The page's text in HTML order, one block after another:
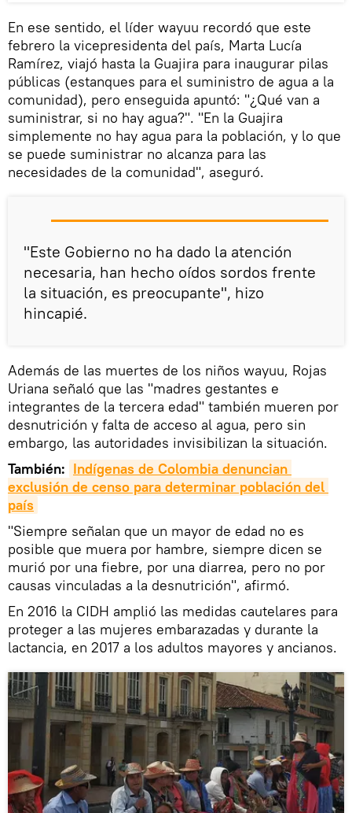
En ese sentido, el líder wayuu recordó que este
febrero la vicepresidenta del país, Marta Lucía
Ramírez, viajó hasta la Guajira para inaugurar pilas
públicas (estanques para el suministro de agua a la
comunidad), pero enseguida apuntó: "¿Qué van a
suministrar, si no hay agua?". "En la Guajira
simplemente no hay agua para la población, y lo que
se puede suministrar no alcanza para las
necesidades de la comunidad", aseguró.
"Este Gobierno no ha dado la atención
necesaria, han hecho oídos sordos frente
la situación, es preocupante", hizo
hincapié.
Además de las muertes de los niños wayuu, Rojas
Uriana señaló que las "madres gestantes e
integrantes de la tercera edad" también mueren por
desnutrición y falta de acceso al agua, pero sin
embargo, las autoridades invisibilizan la situación.
También: Indígenas de Colombia denuncian
exclusión de censo para determinar población del
país
"Siempre señalan que un mayor de edad no es
posible que muera por hambre, siempre dicen se
murió por una fiebre, por una diarrea, pero no por
causas vinculadas a la desnutrición", afirmó.
En 2016 la CIDH amplió las medidas cautelares para
proteger a las mujeres embarazadas y durante la
lactancia, en 2017 a los adultos mayores y ancianos.